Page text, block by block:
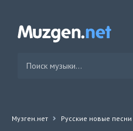
Музген.нет Русские новые песни